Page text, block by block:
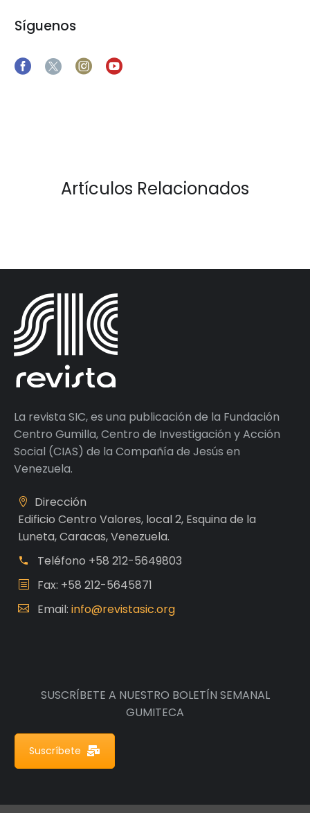
Síguenos
Artículos Relacionados
La revista SIC, es una publicación de la Fundación
Centro Gumilla, Centro de Investigación y Acción
Social (CIAS) de la Compañía de Jesús en
Venezuela.
Dirección
Edificio Centro Valores, local 2, Esquina de la
Luneta, Caracas, Venezuela.
Teléfono +58 212-5649803
Fax: +58 212-5645871
Email: info@revistasic.org
SUSCRÍBETE A NUESTRO BOLETÍN SEMANAL
GUMITECA
Suscríbete